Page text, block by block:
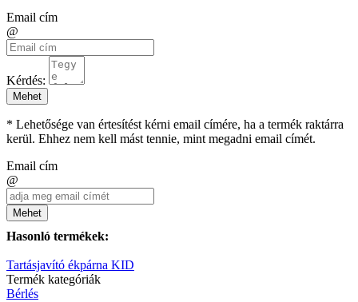
Email cím
@
Kérdés:
Mehet
* Lehetősége van értesítést kérni email címére, ha a termék raktárra
kerül. Ehhez nem kell mást tennie, mint megadni email címét.
Email cím
@
Mehet
Hasonló termékek:
Tartásjavító ékpárna KID
Termék kategóriák
Bérlés